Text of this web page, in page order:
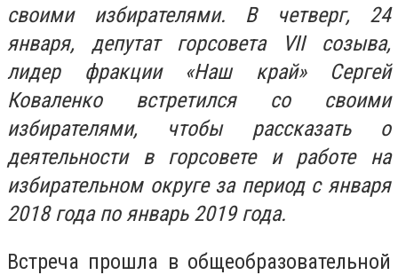
своими избирателями. В четверг, 24
января, депутат горсовета VIІсозыва,
лидер фракции «Наш край» Сергей
Коваленко встретился со своими
избирателями, чтобы рассказать о
деятельности в горсовете и работе на
избирательном округе за период с января
2018 года по январь 2019 года.
Встреча прошла в общеобразовательной